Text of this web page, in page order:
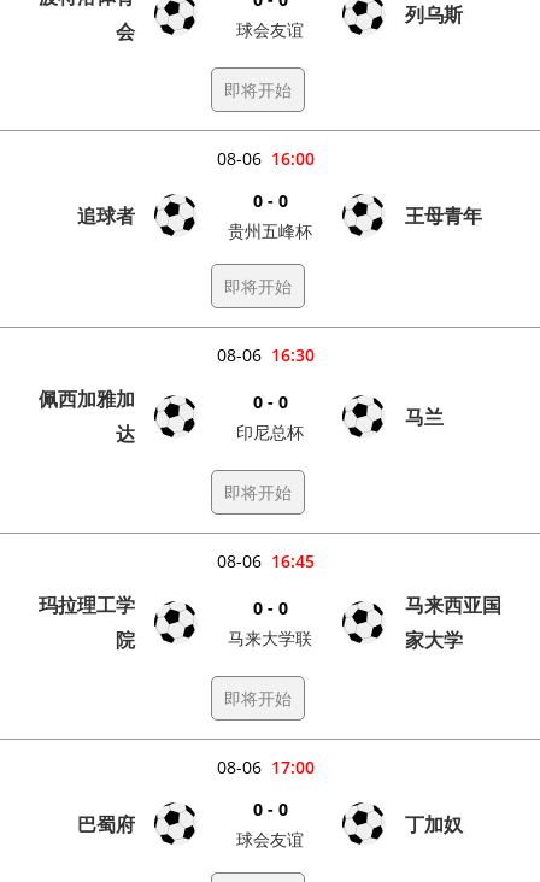
会
球会友谊
列乌斯
即将开始
16:00
08-06
追球者
0 - 0
贵州五峰杯
王母青年
即将开始
16:30
08-06
佩西加雅加
达
0 - 0
印尼总杯
马兰
即将开始
16:45
08-06
玛拉理工学
院
0 - 0
马来大学联
马来西亚国
家大学
即将开始
17:00
08-06
巴蜀府
0 - 0
球会友谊
丁加奴